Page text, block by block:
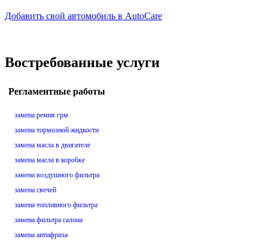
Добавить свой автомобиль в AutoCare
Востребованные услуги
Регламентные работы
замена ремня грм
замена тормозной жидкости
замена масла в двигателе
замена масла в коробке
замена воздушного фильтра
замена свечей
замена топливного фильтра
замена фильтра салона
замена антифриза